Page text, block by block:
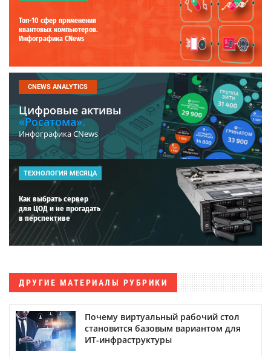
Топ-10 сфер применения
квантовых компьютеров.
Инфографика CNews
CNEWS ANALYTICS
Цифровые активы
«Росатома».
Инфографика CNews
ТЕХНОЛОГИЯ МЕСЯЦА
Как выбрать сервер
для ЦОД и не прогадать
в перспективе
ДРУГИЕ МАТЕРИАЛЫ РУБРИКИ
Почему виртуальный рабочий стол
становится базовым вариантом для
ИТ-инфраструктуры